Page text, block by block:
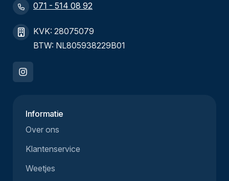
071 - 514 08 92
KVK: 28075079
BTW: NL805938229B01
Informatie
Over ons
Klantenservice
Weetjes